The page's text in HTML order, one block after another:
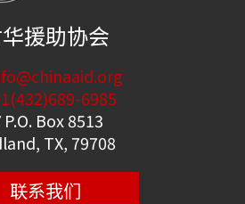
援助协会
6985
P.O. Box 8513
TX, 79708
联系我们